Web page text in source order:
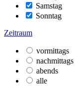
Samstag
Sonntag
Zeitraum
vormittags
nachmittags
abends
alle